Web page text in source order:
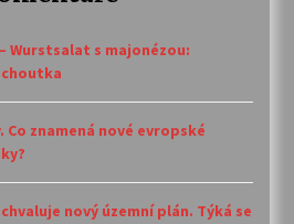
Wurstsalat s majonézou:
Co znamená nové evropské
nový územní plán. Týká se